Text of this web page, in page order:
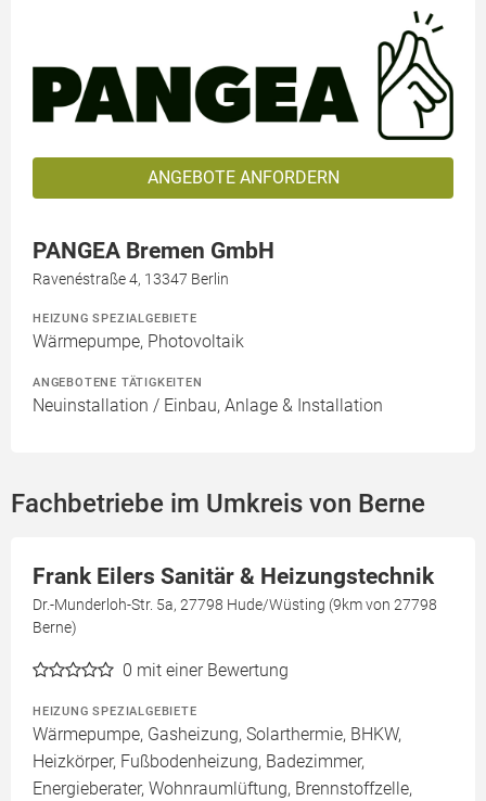
ANGEBOTE ANFORDERN
PANGEA Bremen GmbH
Ravenéstraße 4, 13347 Berlin
HEIZUNG SPEZIALGEBIETE
Wärmepumpe, Photovoltaik
ANGEBOTENE TÄTIGKEITEN
Neuinstallation / Einbau, Anlage & Installation
Fachbetriebe im Umkreis von Berne
Frank Eilers Sanitär & Heizungstechnik
Dr.-Munderloh-Str. 5a, 27798 Hude/Wüsting (9km von 27798
Berne)
0 mit einer Bewertung
HEIZUNG SPEZIALGEBIETE
Wärmepumpe, Gasheizung, Solarthermie, BHKW,
Heizkörper, Fußbodenheizung, Badezimmer,
Energieberater, Wohnraumlüftung, Brennstoffzelle,